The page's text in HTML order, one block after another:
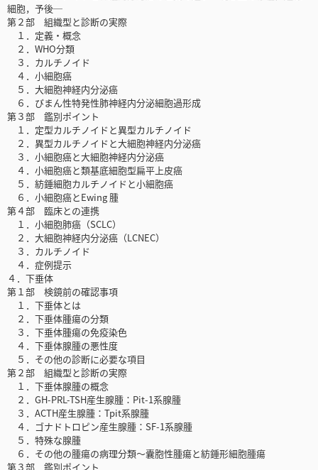
細胞，予後─
第２部 組織型と診断の実際
１．定義・概念
２．WHO分類
３．カルチノイド
４．小細胞癌
５．大細胞神経内分泌癌
６．びまん性特発性肺神経内分泌細胞過形成
第３部 鑑別ポイント
１．定型カルチノイドと異型カルチノイド
２．異型カルチノイドと大細胞神経内分泌癌
３．小細胞癌と大細胞神経内分泌癌
４．小細胞癌と類基底細胞型扁平上皮癌
５．紡錘細胞カルチノイドと小細胞癌
６．小細胞癌とEwing 腫
第４部 臨床との連携
１．小細胞肺癌（SCLC）
２．大細胞神経内分泌癌（LCNEC）
３．カルチノイド
４．症例提示
４．下垂体
第１部 検鏡前の確認事項
１．下垂体とは
２．下垂体腫瘍の分類
３．下垂体腫瘍の免疫染色
４．下垂体腺腫の悪性度
５．その他の診断に必要な項目
第２部 組織型と診断の実際
１．下垂体腺腫の概念
２．GH-PRL-TSH産生腺腫：Pit-1系腺腫
３．ACTH産生腺腫：Tpit系腺腫
４．ゴナドトロピン産生腺腫：SF-1系腺腫
５．特殊な腺腫
６．その他の腫瘍の病理分類～囊胞性腫瘍と紡錘形細胞腫瘍
第３部 鑑別ポイント